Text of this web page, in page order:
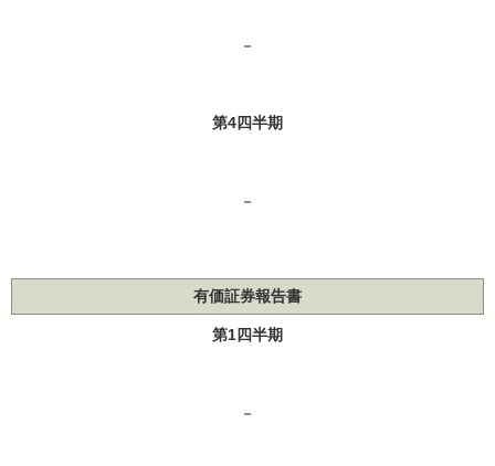
－
第4四半期
－
有価証券報告書
第1四半期
－